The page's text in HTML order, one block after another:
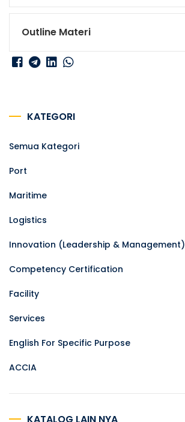
Outline Materi
KATEGORI
Semua Kategori
Port
Maritime
Logistics
Innovation (Leadership & Management)
Competency Certification
Facility
Services
English For Specific Purpose
ACCIA